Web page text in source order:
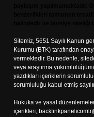
Sitemiz, 5651 Sayılı Kanun
Kurumu (BTK) tarafından
vermektedir. Bu nedenle,
veya araştırma
yazdıkları içeriklerin
sorumluluğu kabul etmiş
Hukuka ve yasal
içerikleri,